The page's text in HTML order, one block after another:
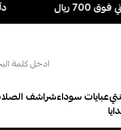
دلّعي نفسك
عبايات سوداءشراشف